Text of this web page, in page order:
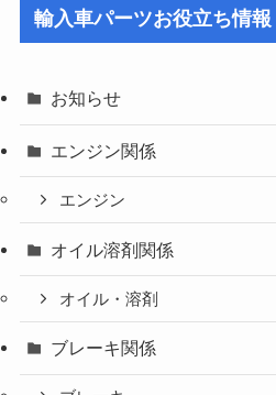
輸入車パーツお役立ち情報
お知らせ
エンジン関係
エンジン
オイル溶剤関係
オイル・溶剤
ブレーキ関係